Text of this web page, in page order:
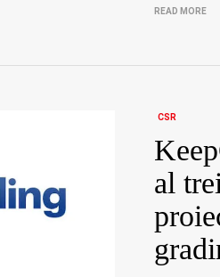
READ MORE
CSR
al